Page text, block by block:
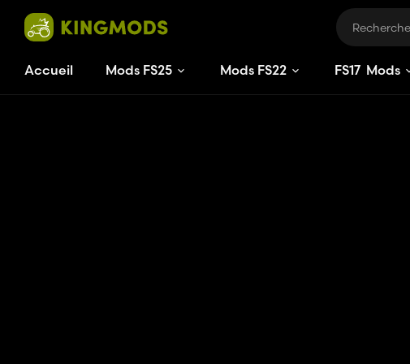
Accueil Mods FS25 Mods FS22 FS17 Mods